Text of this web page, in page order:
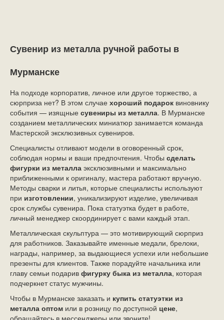
Сувенир из металла ручной работы в
Мурманске
На подходе корпоратив, личное или другое торжество, а
сюрприза нет? В этом случае хороший подарок виновнику
события — изящные сувениры из металла. В Мурманске
созданием металлических миниатюр занимается команда
Мастерской эксклюзивных сувениров.
Специалисты отливают модели в оговоренный срок,
соблюдая нормы и ваши предпочтения. Чтобы сделать
фигурки из металла эксклюзивными и максимально
приближенными к оригиналу, мастера работают вручную.
Методы сварки и литья, которые специалисты используют
при изготовлении, уникализируют изделие, увеличивая
срок службы сувенира. Пока статуэтка будет в работе,
личный менеджер скоординирует с вами каждый этап.
Металлическая скульптура — это мотивирующий сюрприз
для работников. Заказывайте именные медали, брелоки,
награды, например, за выдающиеся успехи или небольшие
презенты для клиентов. Также порадуйте начальника или
главу семьи подарив фигурку быка из металла, которая
подчеркнет статус мужчины.
Чтобы в Мурманске заказать и купить статуэтки из
металла оптом или в розницу по доступной цене,